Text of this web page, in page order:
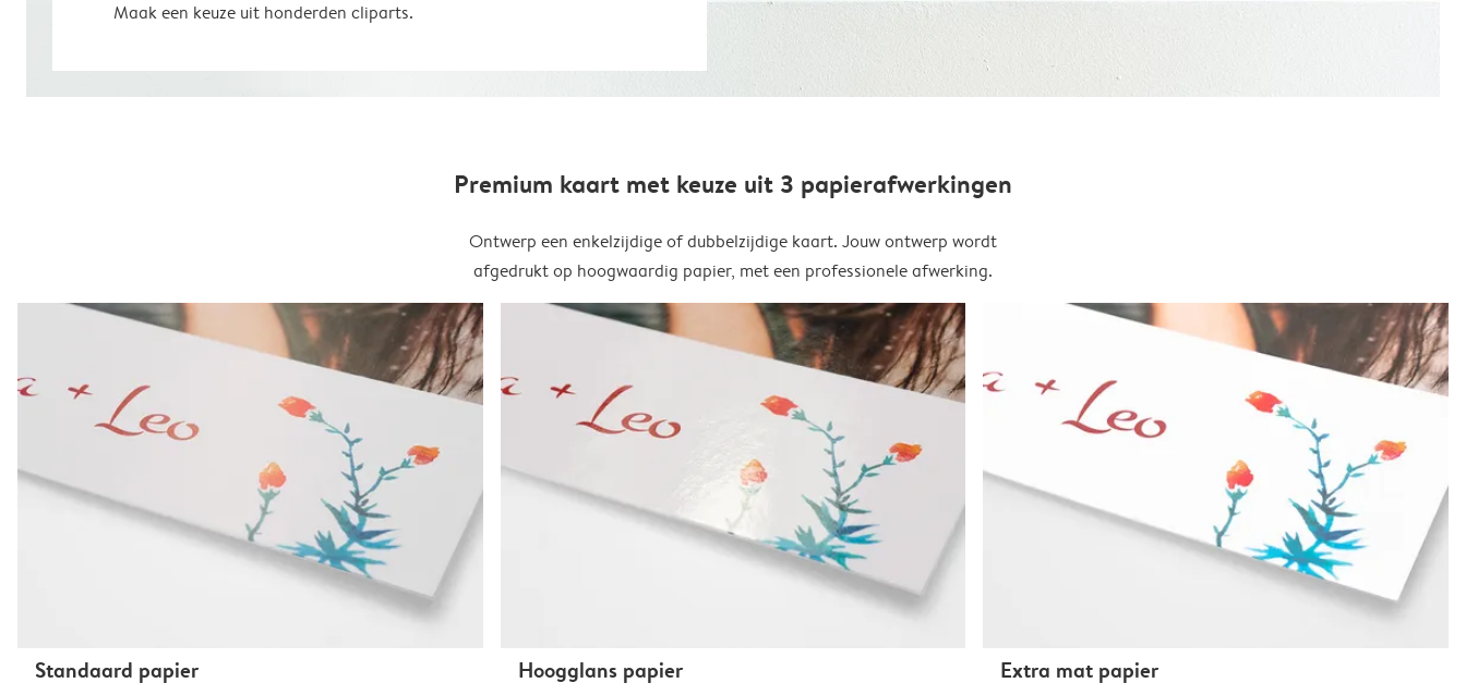
Maak een keuze uit honderden cliparts.
Premium kaart met keuze uit 3 papierafwerkingen
Ontwerp een enkelzijdige of dubbelzijdige kaart. Jouw ontwerp wordt
afgedrukt op hoogwaardig papier, met een professionele afwerking.
Standaard papier Hoogglans papier Extra mat papier